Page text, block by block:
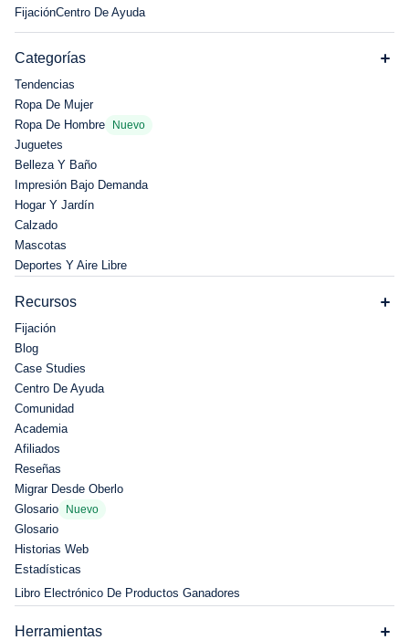
FijaciónCentro De Ayuda
Categorías
Tendencias
Ropa De Mujer
Ropa De Hombre
Nuevo
Juguetes
Belleza Y Baño
Impresión Bajo Demanda
Hogar Y Jardín
Calzado
Mascotas
Deportes Y Aire Libre
Recursos
Fijación
Blog
Case Studies
Centro De Ayuda
Comunidad
Academia
Afiliados
Reseñas
Migrar Desde Oberlo
Glosario
Nuevo
Glosario
Historias Web
Estadísticas
Libro Electrónico De Productos Ganadores
Herramientas